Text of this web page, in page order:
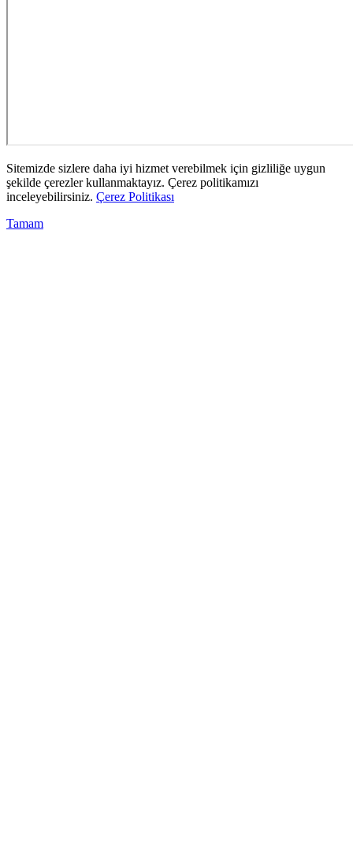
Sitemizde sizlere daha iyi hizmet verebilmek için gizliliğe uygun
şekilde çerezler kullanmaktayız. Çerez politikamızı
inceleyebilirsiniz. Çerez Politikası
Tamam